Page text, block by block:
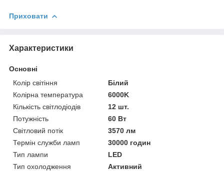
Приховати
Характеристики
Основні
Колір світіння
Білий
Колірна температура
6000K
Кількість світлодіодів
12 шт.
Потужність
60 Вт
Світловий потік
3570 лм
Термін служби ламп
30000 годин
Тип лампи
LED
Тип охолодження
Активний